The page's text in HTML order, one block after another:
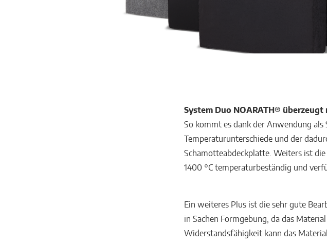
System Duo NOARATH®
So kommt es dank der Anwendung
Temperaturunterschiede und der
Schamotteabdeckplatte. Weiters ist
1400 °C temperaturbeständig und
Ein weiteres Plus ist die sehr gute
in Sachen Formgebung, da das
Widerstandsfähigkeit kann das